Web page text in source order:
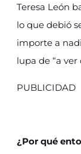
Teresa León
lo que debió
importe a
lupa de “a ver
PUBLICIDAD
¿Por qué